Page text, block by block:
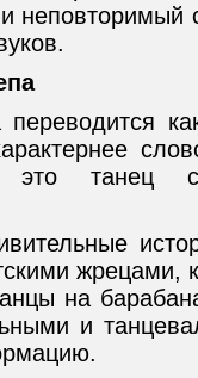
неповторимый
переводится
танец
жрецами,
на
и